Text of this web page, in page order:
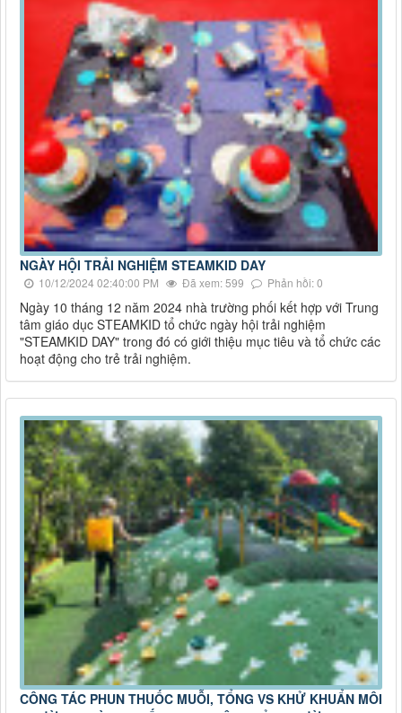
NGÀY HỘI TRẢI NGHIỆM STEAMKID DAY
10/12/2024 02:40:00 PM Đã xem: 599 Phản hồi: 0
Ngày 10 tháng 12 năm 2024 nhà trường phối kết hợp với Trung
tâm giáo dục STEAMKID tổ chức ngày hội trải nghiệm
"STEAMKID DAY" trong đó có giới thiệu mục tiêu và tổ chức các
hoạt động cho trẻ trải nghiệm.
CÔNG TÁC PHUN THUỐC MUỖI, TỔNG VS KHỬ KHUẨN MÔI